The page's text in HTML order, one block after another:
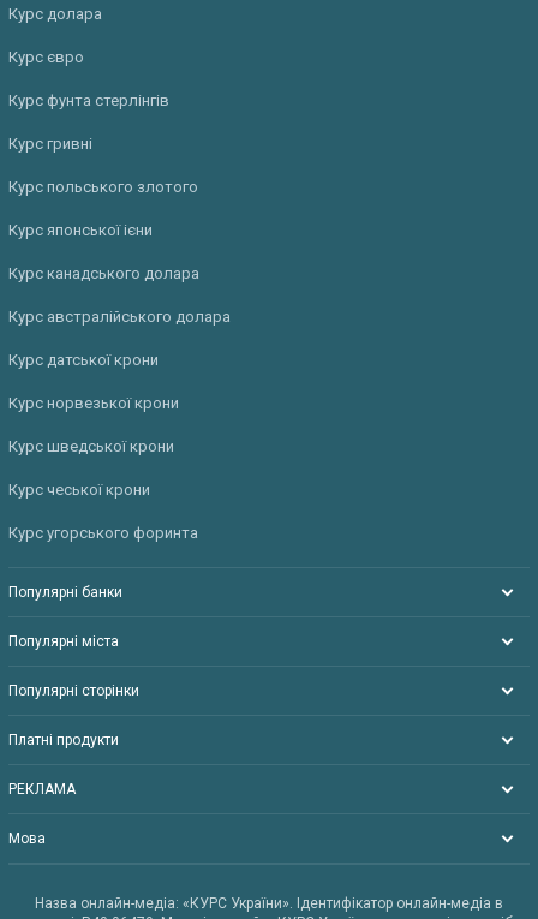
Курс долара
Курс євро
Курс фунта стерлінгів
Курс гривні
Курс польського злотого
Курс японської ієни
Курс канадського долара
Курс австралійського долара
Курс датської крони
Курс норвезької крони
Курс шведської крони
Курс чеської крони
Курс угорського форинта
Популярні банки
Популярні міста
Популярні сторінки
Платні продукти
РЕКЛАМА
Мова
Назва онлайн-медіа: «КУРС України». Ідентифікатор онлайн-медіа в